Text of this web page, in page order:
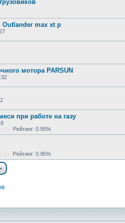
Outlander max xt p
мотора PARSUN
при работе на газу
Рейтинг: 0.95%
Рейтинг: 0.95%